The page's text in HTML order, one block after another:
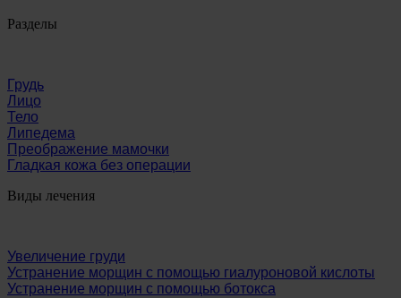
Разделы
Грудь
Лицо
Тело
Липедема
Преображение мамочки
Гладкая кожа без операции
Виды лечения
Увеличение груди
Устранение морщин с помощью гиалуроновой кислоты
Устранение морщин с помощью ботокса